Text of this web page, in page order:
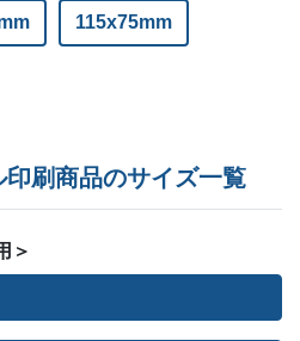
115x75mm
刷商品のサイズ一覧
＞